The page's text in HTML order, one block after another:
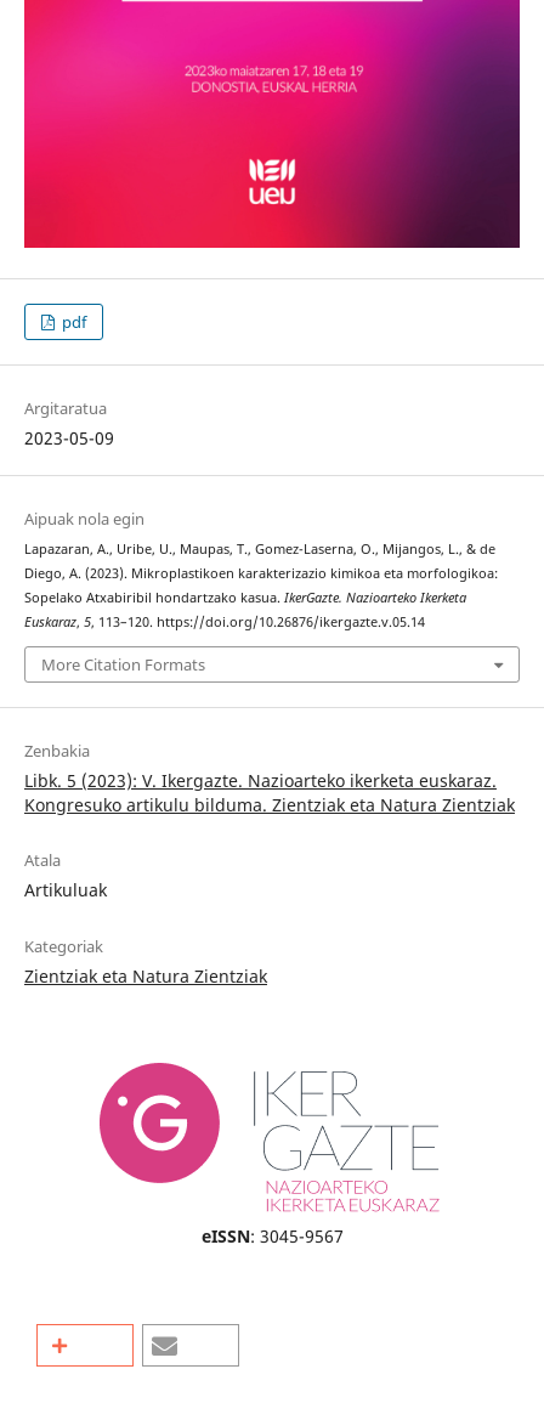
pdf
Argitaratua
2023-05-09
Aipuak nola egin
Lapazaran, A., Uribe, U., Maupas, T., Gomez-Laserna, O., Mijangos, L., & de
Diego, A. (2023). Mikroplastikoen karakterizazio kimikoa eta morfologikoa:
Sopelako Atxabiribil hondartzako kasua. IkerGazte. Nazioarteko Ikerketa
Euskaraz, 5, 113–120. https://doi.org/10.26876/ikergazte.v.05.14
More Citation Formats
Zenbakia
Libk. 5 (2023): V. Ikergazte. Nazioarteko ikerketa euskaraz.
Kongresuko artikulu bilduma. Zientziak eta Natura Zientziak
Atala
Artikuluak
Kategoriak
Zientziak eta Natura Zientziak
eISSN: 3045-9567